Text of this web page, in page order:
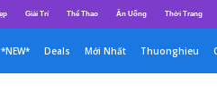
Giải Trí Thể Thao Ăn Uống Thời Trang
*NEW* Deals Mới Nhất Thuonghieu